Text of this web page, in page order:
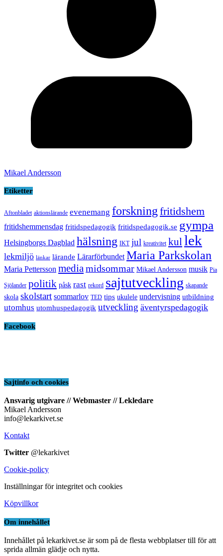
Mikael Andersson
Etiketter
Aftonbladet aktionslärande evenemang forskning fritidshem
fritidshemmensdag fritidspedagogik fritidspedagogik.se gympa
Helsingborgs Dagblad hälsning IKT jul kreativitet kul lek
lekmiljö länkar lärande Lärarförbundet Maria Parkskolan
Maria Pettersson media midsommar Mikael Andersson musik Pia
Sjölander politik påsk rast rekord sajtutveckling skapande
skola skolstart sommarlov TED tips ukulele undervisning utbildning
utomhus utomhuspedagogik utveckling äventyrspedagogik
Facebook
Sajtinfo och cookies
Ansvarig utgivare // Webmaster // Lekledare
Mikael Andersson
info@lekarkivet.se
Kontakt
Twitter @lekarkivet
Cookie-policy
Inställningar för integritet och cookies
Köpvillkor
Om innehållet
Innehållet på lekarkivet.se är som på de flesta webbplatser till för att
sprida allmän glädje och nytta.